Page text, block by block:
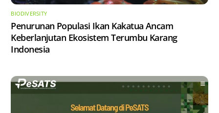
BIODIVERSITY
Penurunan Populasi Ikan Kakatua Ancam
Keberlanjutan Ekosistem Terumbu Karang
Indonesia